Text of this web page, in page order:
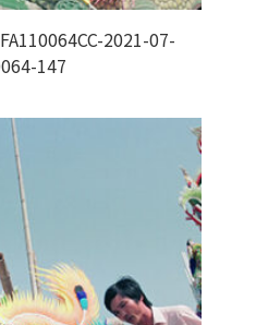
2021-07-
147